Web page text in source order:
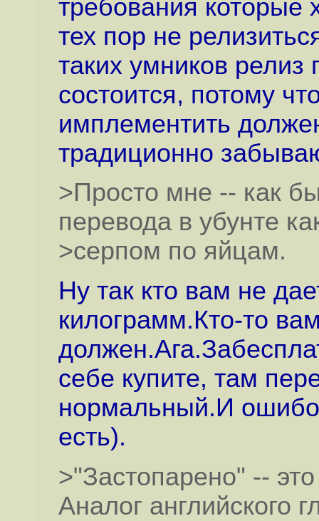
требования которые
тех пор не
таких умников релиз
состоится, потому
имплементить
традиционно
>Просто мне -- как
перевода в убунте
>серпом по яйцам.
Ну так кто вам не
килограмм.Кто-то
себе купите, там
нормальный.И
есть).
>"Застопарено" --
Аналог английского